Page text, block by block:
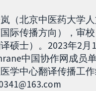
（北京中医药大学
际传播方向），审
硕士）。2023年2月
中国协作网成员
学中心翻译传播工